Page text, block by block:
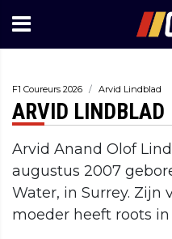
F1 Coureurs 2026 Arvid Lindblad
ARVID LINDBLAD
Arvid Anand Olof
augustus 2007
Water, in Surrey. Zijn
moeder heeft roots in